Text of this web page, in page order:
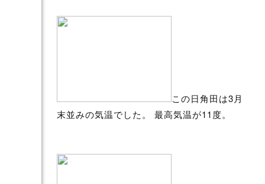
この日角田は3月
末並みの気温でした。 最高気温が11度。